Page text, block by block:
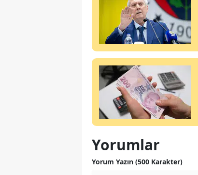
Yorumlar
Yorum Yazın (500 Karakter)